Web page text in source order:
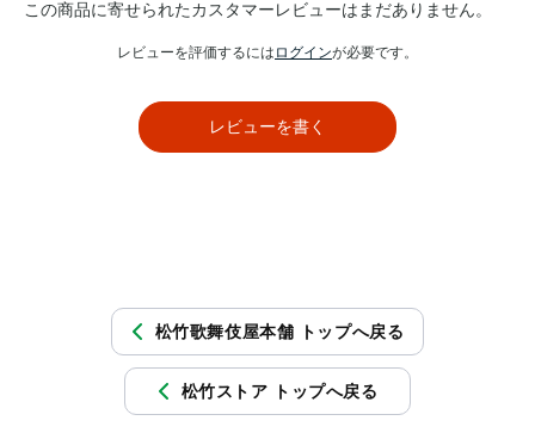
この商品に寄せられたカスタマーレビューはまだありません。
レビューを評価するには ログインが必要です。
レビューを書く
松竹歌舞伎屋本舗 トップへ戻る
松竹ストア トップへ戻る